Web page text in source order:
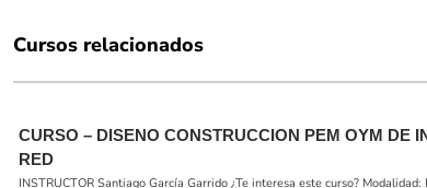
Cursos relacionados
CURSO – DISENO CONSTRUCCION PEM OYM DE
RED
INSTRUCTOR Santiago García Garrido ¿Te interesa este curso? Modalidad: